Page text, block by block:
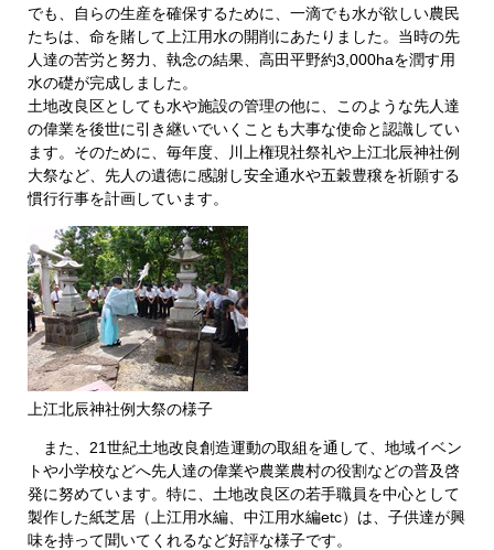
でも、自らの生産を確保するために、一滴でも水が欲しい農民
たちは、命を賭して上江用水の開削にあたりました。当時の先
人達の苦労と努力、執念の結果、高田平野約3,000haを潤す用
水の礎が完成しました。
土地改良区としても水や施設の管理の他に、このような先人達
の偉業を後世に引き継いでいくことも大事な使命と認識してい
ます。そのために、毎年度、川上権現社祭礼や上江北辰神社例
大祭など、先人の遺徳に感謝し安全通水や五穀豊穣を祈願する
慣行行事を計画しています。
上江北辰神社例大祭の様子
また、21世紀土地改良創造運動の取組を通して、地域イベン
トや小学校などへ先人達の偉業や農業農村の役割などの普及啓
発に努めています。特に、土地改良区の若手職員を中心として
製作した紙芝居（上江用水編、中江用水編etc）は、子供達が興
味を持って聞いてくれるなど好評な様子です。